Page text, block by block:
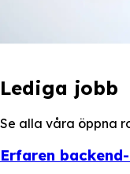
Lediga jobb
Se alla våra öppna
Erfaren